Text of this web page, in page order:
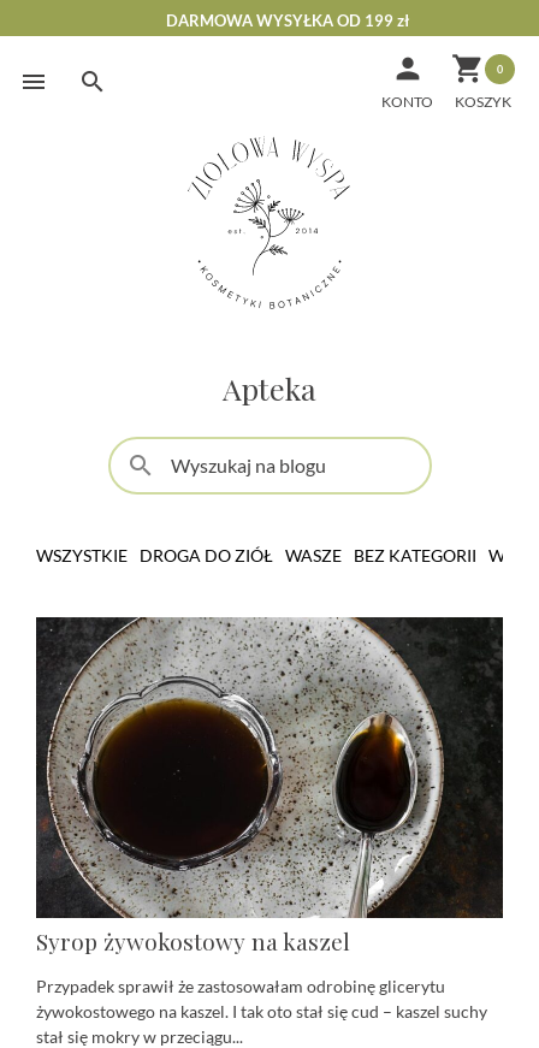
Skip
DARMOWA WYSYŁKA OD 199 zł
 0

KONTO
Apteka
search
WSZYSTKIE DROGA DO ZIÓŁ WASZE BEZ KATEGORII
Syrop żywokostowy na kaszel
Przypadek sprawił że zastosowałam odrobinę glicerytu
żywokostowego na kaszel. I tak oto stał się cud – kaszel suchy
stał się mokry w przeciągu...